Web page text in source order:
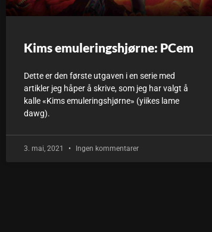
Kims emuleringshjørne: PCem
Dette er den første utgaven i en serie med
artikler jeg håper å skrive, som jeg har valgt å
kalle «Kims emuleringshjørne» (yiikes lame
dawg).
3. mai, 2021 Ingen kommentarer